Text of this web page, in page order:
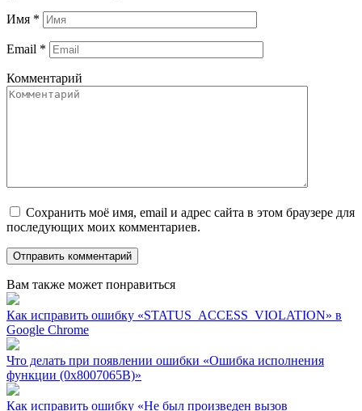
Имя *
Email *
Комментарий
Сохранить моё имя, email и адрес сайта в этом браузере для
последующих моих комментариев.
Вам также может понравиться
Как исправить ошибку «STATUS_ACCESS_VIOLATION» в
Google Chrome
Что делать при появлении ошибки «Ошибка исполнения
функции (0x8007065B)»
Как исправить ошибку «Не был произведен вызов